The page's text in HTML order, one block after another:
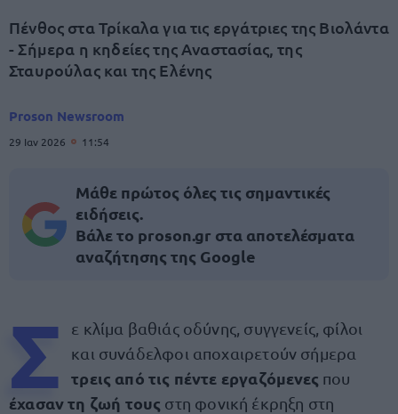
Πένθος στα Τρίκαλα για τις εργάτριες της Βιολάντα
- Σήμερα η κηδείες της Αναστασίας, της
Σταυρούλας και της Ελένης
Proson Newsroom
29 Ιαν 2026 11:54
Μάθε πρώτος όλες τις σημαντικές
ειδήσεις.
Βάλε το proson.gr στα αποτελέσματα
αναζήτησης της Google
Σ
ε κλίμα βαθιάς οδύνης, συγγενείς, φίλοι
και συνάδελφοι αποχαιρετούν σήμερα
τρεις από τις πέντε εργαζόμενες που
έχασαν τη ζωή τους στη φονική έκρηξη στη